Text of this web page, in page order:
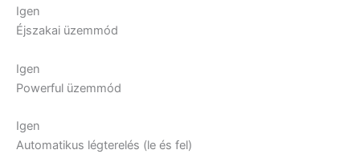
Igen
Éjszakai üzemmód
Igen
Powerful üzemmód
Igen
Automatikus légterelés (le és fel)